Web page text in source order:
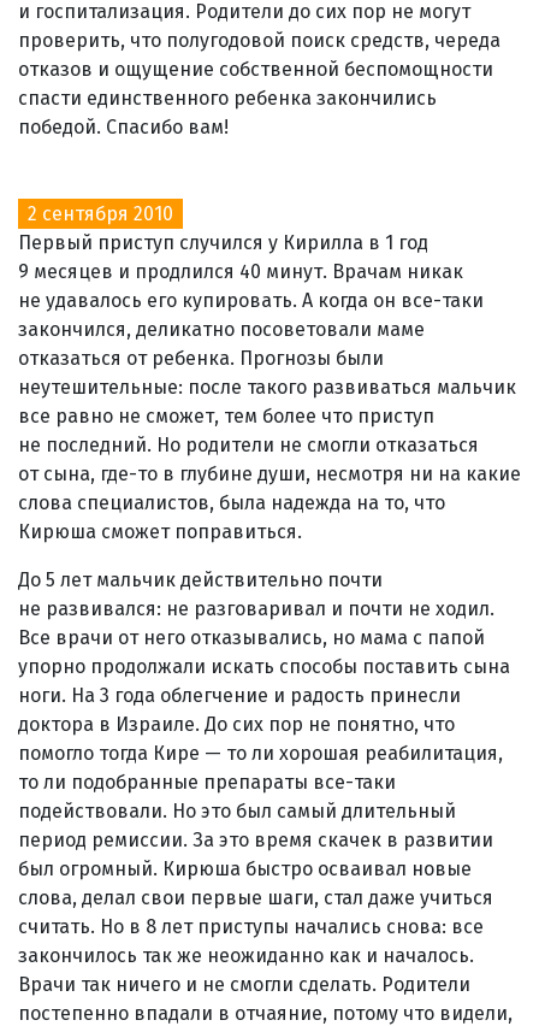
и госпитализация. Родители до сих пор не могут
проверить, что полугодовой поиск средств, череда
отказов и ощущение собственной беспомощности
спасти единственного ребенка закончились
победой. Спасибо вам!
2 сентября 2010
Первый приступ случился у Кирилла в 1 год
9 месяцев и продлился 40 минут. Врачам никак
не удавалось его купировать. А когда он все-таки
закончился, деликатно посоветовали маме
отказаться от ребенка. Прогнозы были
неутешительные: после такого развиваться мальчик
все равно не сможет, тем более что приступ
не последний. Но родители не смогли отказаться
от сына, где-то в глубине души, несмотря ни на какие
слова специалистов, была надежда на то, что
Кирюша сможет поправиться.
До 5 лет мальчик действительно почти
не развивался: не разговаривал и почти не ходил.
Все врачи от него отказывались, но мама с папой
упорно продолжали искать способы поставить сына
ноги. На 3 года облегчение и радость принесли
доктора в Израиле. До сих пор не понятно, что
помогло тогда Кире — то ли хорошая реабилитация,
то ли подобранные препараты все-таки
подействовали. Но это был самый длительный
период ремиссии. За это время скачек в развитии
был огромный. Кирюша быстро осваивал новые
слова, делал свои первые шаги, стал даже учиться
считать. Но в 8 лет приступы начались снова: все
закончилось так же неожиданно как и началось.
Врачи так ничего и не смогли сделать. Родители
постепенно впадали в отчаяние, потому что видели,